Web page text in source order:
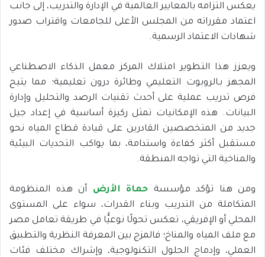
يعكس التزامه بالمعايير العالمية في الإدارة والتدريب، إلى جانب
اعتماد مقرراته من المجلس الأعلى للجامعات واقتراب صدور
شهادات الاعتماد الرسمية.
ويعزز هذا التطوير امتلاك المركز معمل الذكاء الاصطناعي
المجهز بـالروبوت التعليمي وطائرة درون تعليمية؛ مما يتيح
فرص تدريب عملية على أحدث تقنيات الرصد والتحليل وإدارة
البيانات. هذه الإمكانيات تمثل ركيزة أساسية في إعداد جيل
جديد من المتخصصين القادرين على قيادة قطاع المياه نحو
مستقبل أكثر كفاءة واستدامة، بما يواكب التحديات البيئية
والمناخية التي تواجه المنطقة.
ومن هنا تؤكد مؤسسة حماة الأرض أن هذه المنظومة
المتكاملة من التدريب وبناء القدرات، سواء على المستوى
المحلي أو الإفريقي، تعكس تحولًا نوعيًّا في طريقة تعامل مصر
مع ملف المياه والمناخ؛ فالمزج بين المعرفة النظرية والتطبيق
العملي، وإدماج الحلول التكنولوجية، وإشراك مختلف فئات